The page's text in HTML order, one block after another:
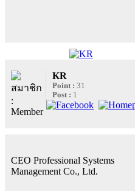
KR
Point : 31
Post : 1
CEO Professional Systems
Management Co., Ltd.